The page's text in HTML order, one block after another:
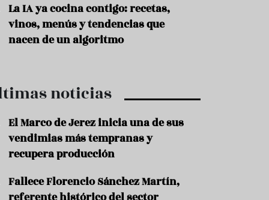
o
d
o
n
La IA ya cocina contigo: recetas,
vinos, menús y tendencias que
nacen de un algoritmo
noticias
El Marco de Jerez inicia una de sus
vendimias más tempranas y
recupera producción
Fallece Florencio Sánchez Martín,